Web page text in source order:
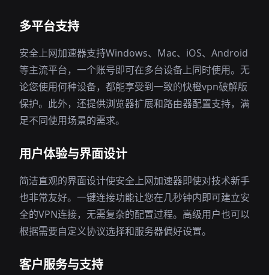
多平台支持
安全上网加速器支持Windows、Mac、iOS、Android
等主流平台，一个账号即可在多台设备上同时使用。无
论您使用何种设备，都能享受到一致的快橙vpn破解版
保护。此外，还提供浏览器扩展和路由器配置支持，满
足不同使用场景的需求。
用户体验与界面设计
简洁直观的界面设计使安全上网加速器即使对技术新手
也非常友好。一键连接功能让您在几秒钟内即可建立安
全的VPN连接，无需复杂的配置过程。高级用户也可以
根据需要自定义协议选择和服务器偏好设置。
客户服务与支持